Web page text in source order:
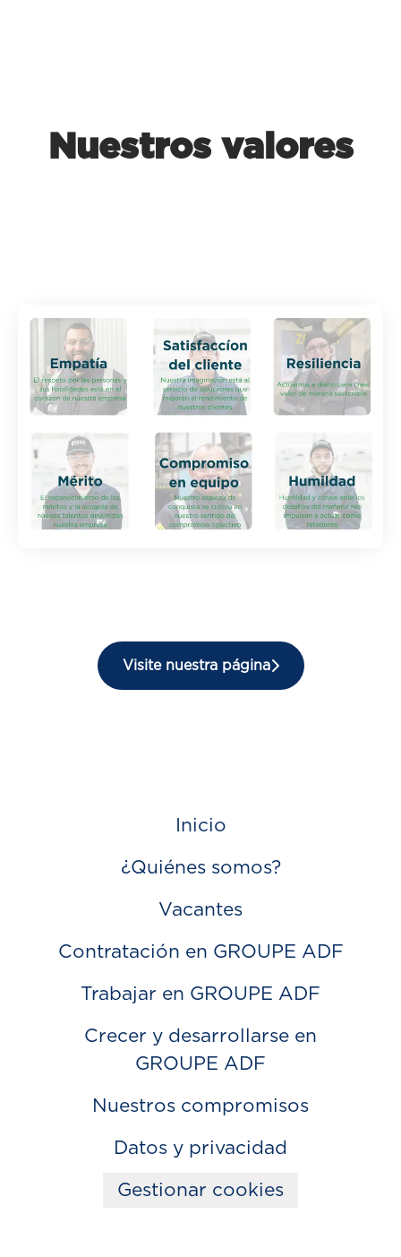
Nuestros valores
Visite nuestra página
Inicio
¿Quiénes somos?
Vacantes
Contratación en GROUPE ADF
Trabajar en GROUPE ADF
Crecer y desarrollarse en
GROUPE ADF
Nuestros compromisos
Datos y privacidad
Gestionar cookies